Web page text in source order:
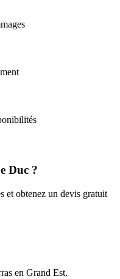
Duc ?
et obtenez un devis gratuit
en Grand Est.